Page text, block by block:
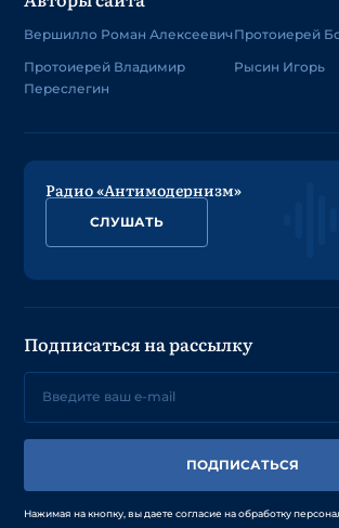
Вершилло Роман Алексеевич
Протоиерей Владимир
Переслегин
Протоиерей
Рысин Игорь
Радио «Антимодернизм»
СЛУШАТЬ
Подписаться на рассылку
ПОДПИСАТЬСЯ
Нажимая на кнопку, вы даете согласие на обработку